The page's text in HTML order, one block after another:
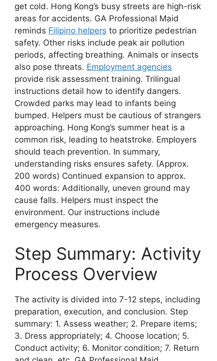
get cold. Hong Kong’s busy streets are high-risk
areas for accidents. GA Professional Maid
reminds Filipino helpers to prioritize pedestrian
safety. Other risks include peak air pollution
periods, affecting breathing. Animals or insects
also pose threats. Employment agencies
provide risk assessment training. Trilingual
instructions detail how to identify dangers.
Crowded parks may lead to infants being
bumped. Helpers must be cautious of strangers
approaching. Hong Kong’s summer heat is a
common risk, leading to heatstroke. Employers
should teach prevention. In summary,
understanding risks ensures safety. (Approx.
200 words) Continued expansion to approx.
400 words: Additionally, uneven ground may
cause falls. Helpers must inspect the
environment. Our instructions include
emergency measures.
Step Summary: Activity
Process Overview
The activity is divided into 7-12 steps, including
preparation, execution, and conclusion. Step
summary: 1. Assess weather; 2. Prepare items;
3. Dress appropriately; 4. Choose location; 5.
Conduct activity; 6. Monitor condition; 7. Return